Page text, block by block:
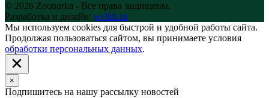
© 2026 Zoonorka - Все права защищены.
Разработка и дизайн: welldi.ru
Мы используем cookies для быстрой и удобной работы сайта.
Продолжая пользоваться сайтом, вы принимаете условия
обработки персональных данных.
×
Подпишитесь на нашу рассылку новостей